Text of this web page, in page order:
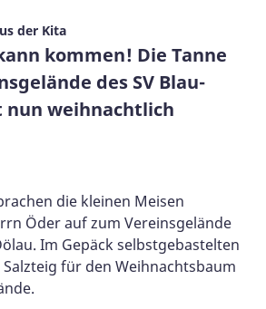
der Kita
kommen! Die Tanne
des SV Blau-
nun weihnachtlich
die kleinen Meisen
Öder auf zum Vereinsgelände
Im Gepäck selbstgebastelten
für den Weihnachtsbaum